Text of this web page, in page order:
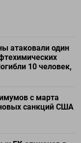
атаковали один
10 человек,
с марта
санкций США